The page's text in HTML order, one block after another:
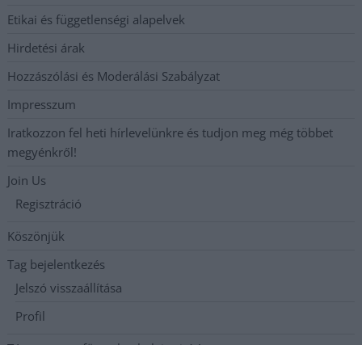
Etikai és függetlenségi alapelvek
Hirdetési árak
Hozzászólási és Moderálási Szabályzat
Impresszum
Iratkozzon fel heti hírlevelünkre és tudjon meg még többet
megyénkről!
Join Us
Regisztráció
Köszönjük
Tag bejelentkezés
Jelszó visszaállítása
Profil